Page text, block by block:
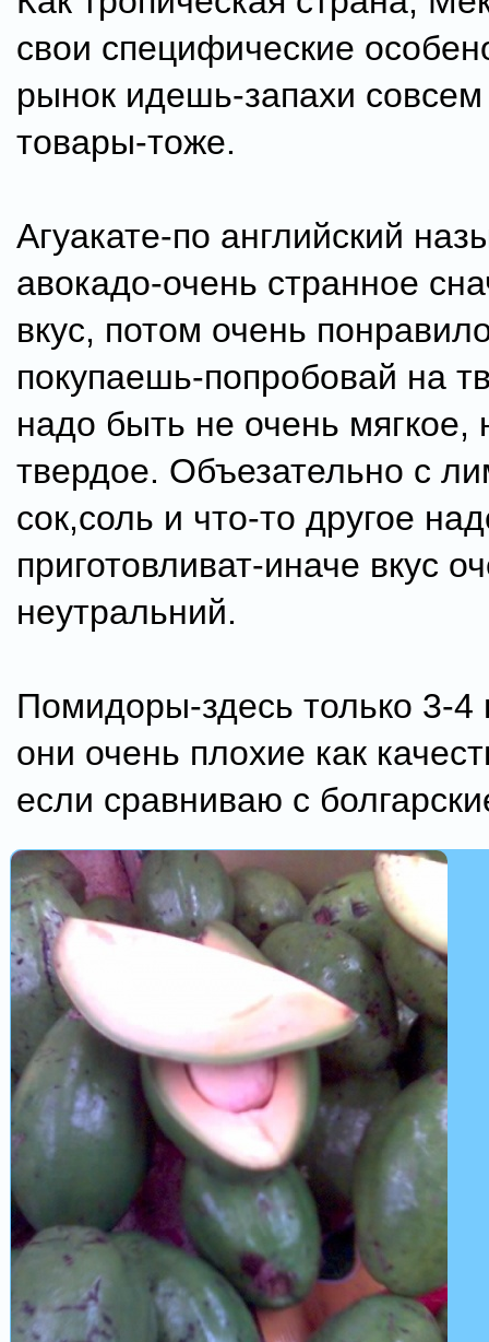
свои специфические
рынок идешь-запахи совсем
товары-тоже.
Агуакате-по английский
авокадо-очень странное
вкус, потом очень
покупаешь-попробовай на
надо быть не очень мягкое,
твердое. Объезательно с
сок,соль и что-то другое
приготовливат-иначе вкус
неутральний.
Помидоры-здесь только 3-4
они очень плохие как
если сравниваю с